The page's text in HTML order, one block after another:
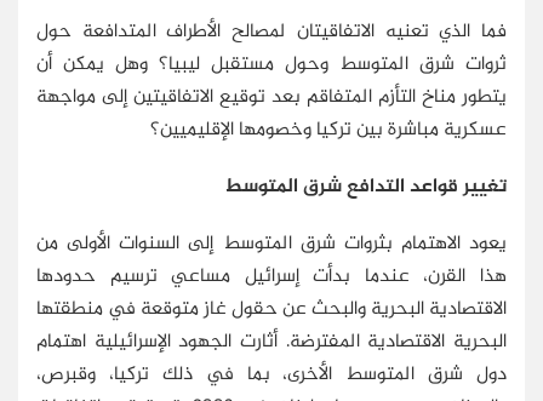
فما الذي تعنيه الاتفاقيتان لمصالح الأطراف المتدافعة حول
ثروات شرق المتوسط وحول مستقبل ليبيا؟ وهل يمكن أن
يتطور مناخ التأزم المتفاقم بعد توقيع الاتفاقيتين إلى مواجهة
عسكرية مباشرة بين تركيا وخصومها الإقليميين؟
تغيير قواعد التدافع شرق المتوسط
يعود الاهتمام بثروات شرق المتوسط إلى السنوات الأولى من
هذا القرن، عندما بدأت إسرائيل مساعي ترسيم حدودها
الاقتصادية البحرية والبحث عن حقول غاز متوقعة في منطقتها
البحرية الاقتصادية المفترضة. أثارت الجهود الإسرائيلية اهتمام
دول شرق المتوسط الأخرى، بما في ذلك تركيا، وقبرص،